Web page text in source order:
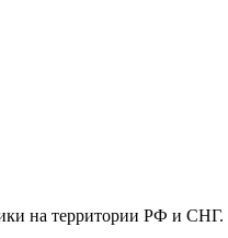
на территории РФ и СНГ.